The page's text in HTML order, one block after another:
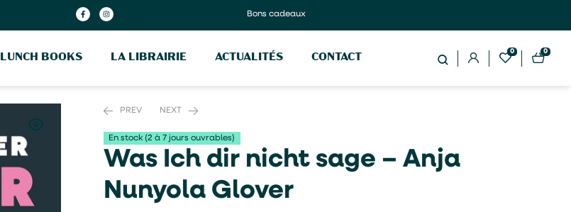
Bons cadeaux
LUNCH BOOKS LA LIBRAIRIE ACTUALITÉS CONTACT
0 0
PREV NEXT
En stock (2 à 7 jours ouvrables)
Was Ich dir nicht sage – Anja
Nunyola Glover